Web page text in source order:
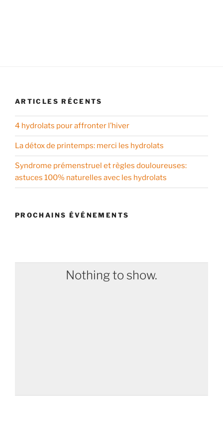
ARTICLES RÉCENTS
4 hydrolats pour affronter l’hiver
La détox de printemps: merci les hydrolats
Syndrome prémenstruel et règles douloureuses:
astuces 100% naturelles avec les hydrolats
PROCHAINS ÉVÉNEMENTS
Nothing to show.